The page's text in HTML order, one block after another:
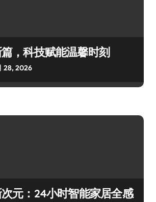
，科技赋能温馨时刻
28, 2026
元：24小时智能家居全感